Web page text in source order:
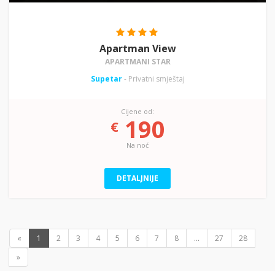
Apartman View
APARTMANI STAR
Supetar - Privatni smještaj
Cijene od:
€190
Na noć
DETALJNIJE
« 1 2 3 4 5 6 7 8 ... 27
28
»